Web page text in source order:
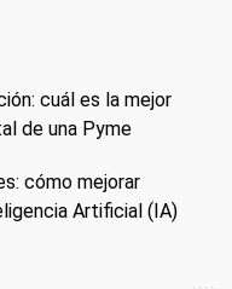
cuál es la mejor
de una Pyme
cómo mejorar
Artificial (IA)